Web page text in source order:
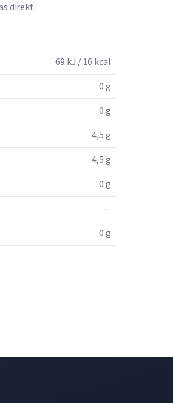
direkt.
69 kJ / 16 kcal
0 g
0 g
4,5 g
4,5 g
0 g
--
0 g